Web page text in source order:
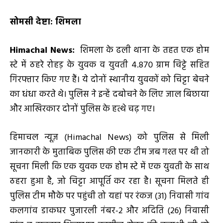
सोमसी देष्टा: शिमला
Himachal News: शिमला के ढली थाना के तहत एक होम
स्टे में ठहरे रोहड़ के युवक व युवती 4.870 ग्राम चिट्टे सहित
गिरफ्तार किए गए हैं। ये दोनों स्थानीय युवकों को चिट्टा बेचने
का धंधा करते थे। पुलिस ने इन्हें दबोचने के लिए जाल बिछाया
और आखिरकार दोनों पुलिस के हत्थे चढ़ गए।
हिमाचल न्यूज़ (Himachal News) को पुलिस से मिली
जानकारी के मुताबिक पुलिस की एक टीम जब गश्त पर थी तो
सूचना मिली कि एक युवक एक होम स्टे में एक युवती के साथ
ठहरा हुआ है, जो चिट्टा आपूर्ति कर रहा है। सूचना मिलते ही
पुलिस टीम मौके पर पहुंची तो यहां पर रंकज (31) निवासी गांव
कलगांव डाकघर पुजारली नंबर-2 और अदिति (26) निवासी